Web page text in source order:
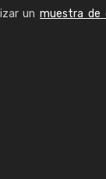
unmuestra de